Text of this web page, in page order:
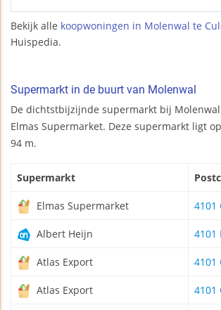
Bekijk alle koopwoningen in Molenwal te
Huispedia.
Supermarkt in de buurt van Molenwal
De dichtstbijzijnde supermarkt bij
Elmas Supermarket. Deze supermarkt ligt
94 m.
Supermarkt
Elmas Supermarket 4101
Albert Heijn 4101
Atlas Export 4101
Atlas Export 4101